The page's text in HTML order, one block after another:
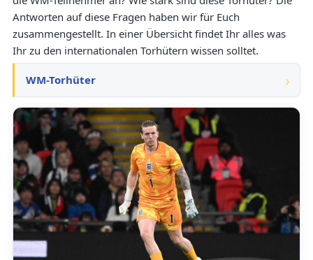
Antworten auf diese Fragen haben wir für Euch
zusammengestellt. In einer Übersicht findet Ihr alles was
Ihr zu den internationalen Torhütern wissen solltet.
WM-Torhüter